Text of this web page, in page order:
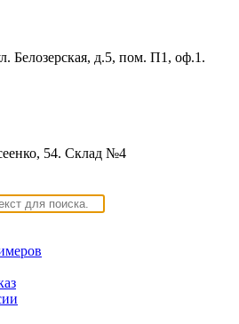
Белозерская, д.5, пом. П1, оф.1.
54. Склад №4